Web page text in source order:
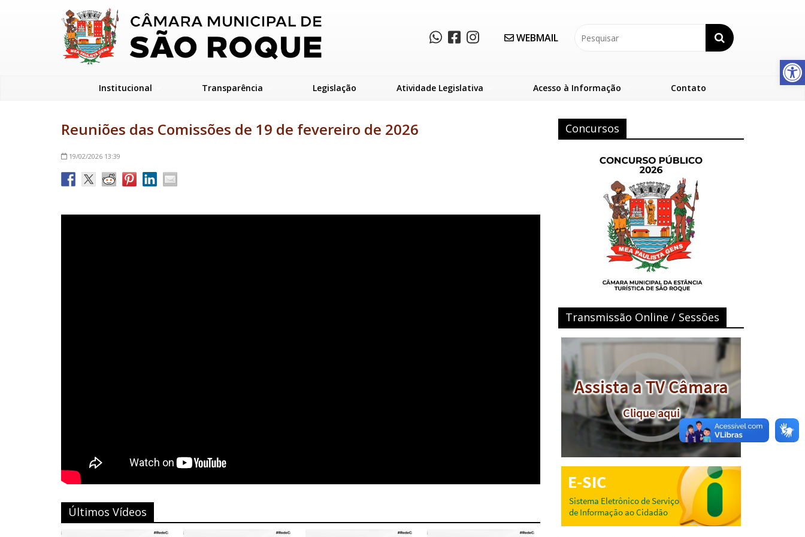
Abrir a barra de ferramentas
WEBMAIL
Institucional Transparência Legislação Atividade Legislativa Acesso à Informação Contato
Reuniões das Comissões de 19 de fevereiro de 2026
19/02/202613:39
Últimos Vídeos
Concursos
Transmissão Online / Sessões